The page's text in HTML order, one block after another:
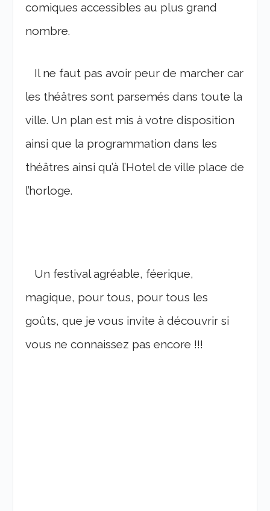
comiques accessibles au plus grand
nombre.
Il ne faut pas avoir peur de marcher car
les théâtres sont parsemés dans toute la
ville. Un plan est mis à votre disposition
ainsi que la programmation dans les
théâtres ainsi qu’à l’Hotel de ville place de
l’horloge.
Un festival agréable, féerique,
magique, pour tous, pour tous les
goûts, que je vous invite à découvrir si
vous ne connaissez pas encore !!!